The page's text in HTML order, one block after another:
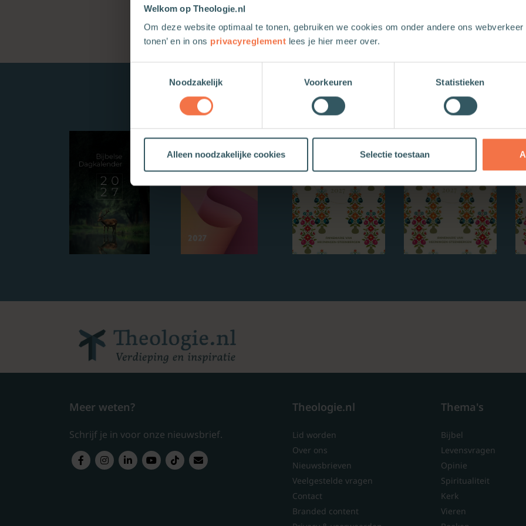
Welkom op Theologie.nl
Om deze website optimaal te tonen, gebruiken we cookies om onder andere ons webverkeer
tonen’ en in ons privacyreglement lees je hier meer over.
Noodzakelijk
Voorkeuren Statistieken
Alleen noodzakelijke cookies Selectie toestaan
Nieuwe boeken
Meer weten?
Schrijf je in voor onze nieuwsbrief.
Theologie.nl
Lid worden
Over ons
Nieuwsbrieven
Veelgestelde vragen
Contact
Branded content
Thema's
Bijbel
Levensvragen
Opinie
Spiritualiteit
Kerk
Vieren